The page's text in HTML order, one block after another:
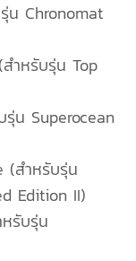
น Chronomat
ำหรับรุ่น Top
น Superocean
(สำหรับรุ่น
Edition II)
รับรุ่น